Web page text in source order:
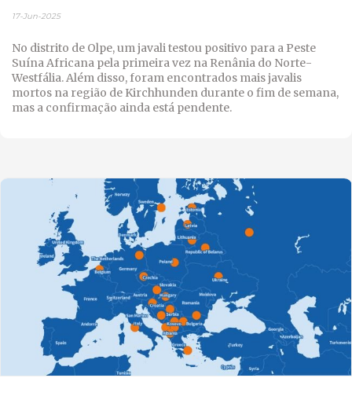
17-Jun-2025
No distrito de Olpe, um javali testou positivo para a Peste
Suína Africana pela primeira vez na Renânia do Norte-
Westfália. Além disso, foram encontrados mais javalis
mortos na região de Kirchhunden durante o fim de semana,
mas a confirmação ainda está pendente.